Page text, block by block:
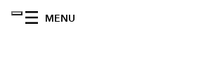
MENU